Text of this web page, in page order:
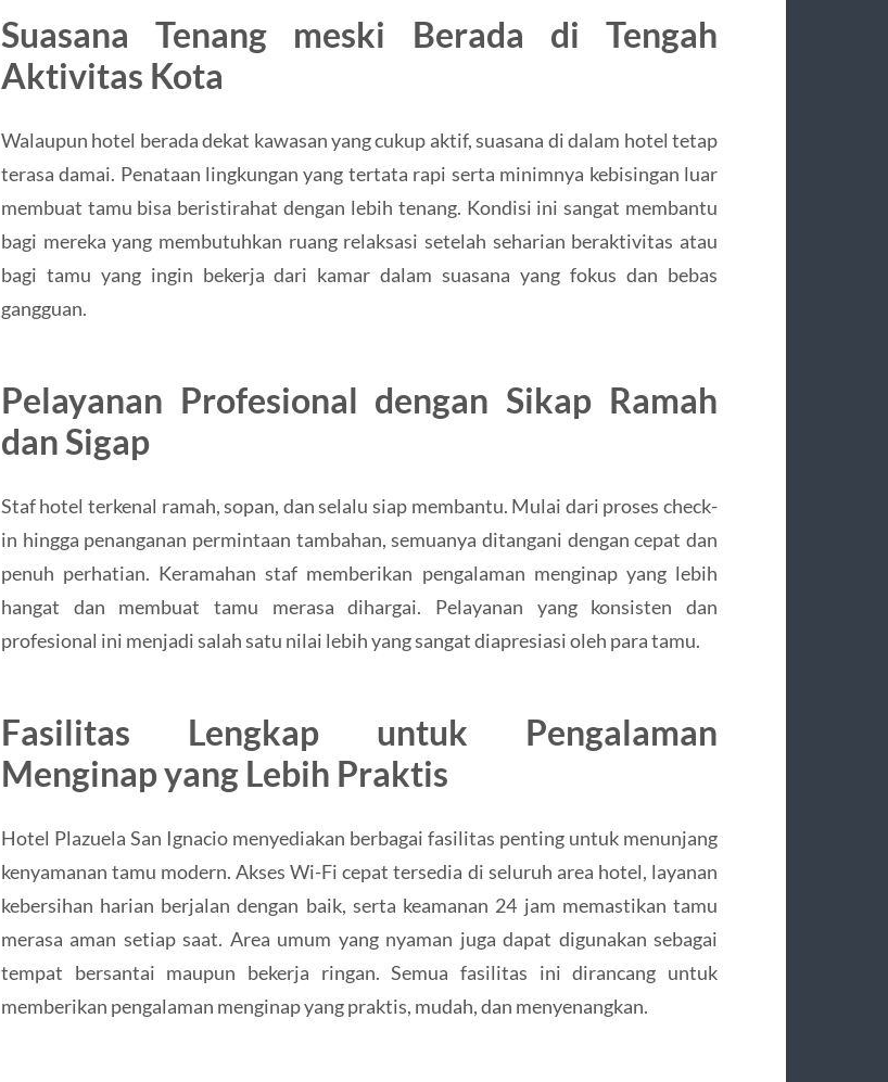
Suasana Tenang meski Berada di Tengah
Aktivitas Kota
Walaupun hotel berada dekat kawasan yang cukup aktif, suasana di dalam hotel tetap
terasa damai. Penataan lingkungan yang tertata rapi serta minimnya kebisingan luar
membuat tamu bisa beristirahat dengan lebih tenang. Kondisi ini sangat membantu
bagi mereka yang membutuhkan ruang relaksasi setelah seharian beraktivitas atau
bagi tamu yang ingin bekerja dari kamar dalam suasana yang fokus dan bebas
gangguan.
Pelayanan Profesional dengan Sikap Ramah
dan Sigap
Staf hotel terkenal ramah, sopan, dan selalu siap membantu. Mulai dari proses check-
in hingga penanganan permintaan tambahan, semuanya ditangani dengan cepat dan
penuh perhatian. Keramahan staf memberikan pengalaman menginap yang lebih
hangat dan membuat tamu merasa dihargai. Pelayanan yang konsisten dan
profesional ini menjadi salah satu nilai lebih yang sangat diapresiasi oleh para tamu.
Fasilitas Lengkap untuk Pengalaman
Menginap yang Lebih Praktis
Hotel Plazuela San Ignacio menyediakan berbagai fasilitas penting untuk menunjang
kenyamanan tamu modern. Akses Wi-Fi cepat tersedia di seluruh area hotel, layanan
kebersihan harian berjalan dengan baik, serta keamanan 24 jam memastikan tamu
merasa aman setiap saat. Area umum yang nyaman juga dapat digunakan sebagai
tempat bersantai maupun bekerja ringan. Semua fasilitas ini dirancang untuk
memberikan pengalaman menginap yang praktis, mudah, dan menyenangkan.